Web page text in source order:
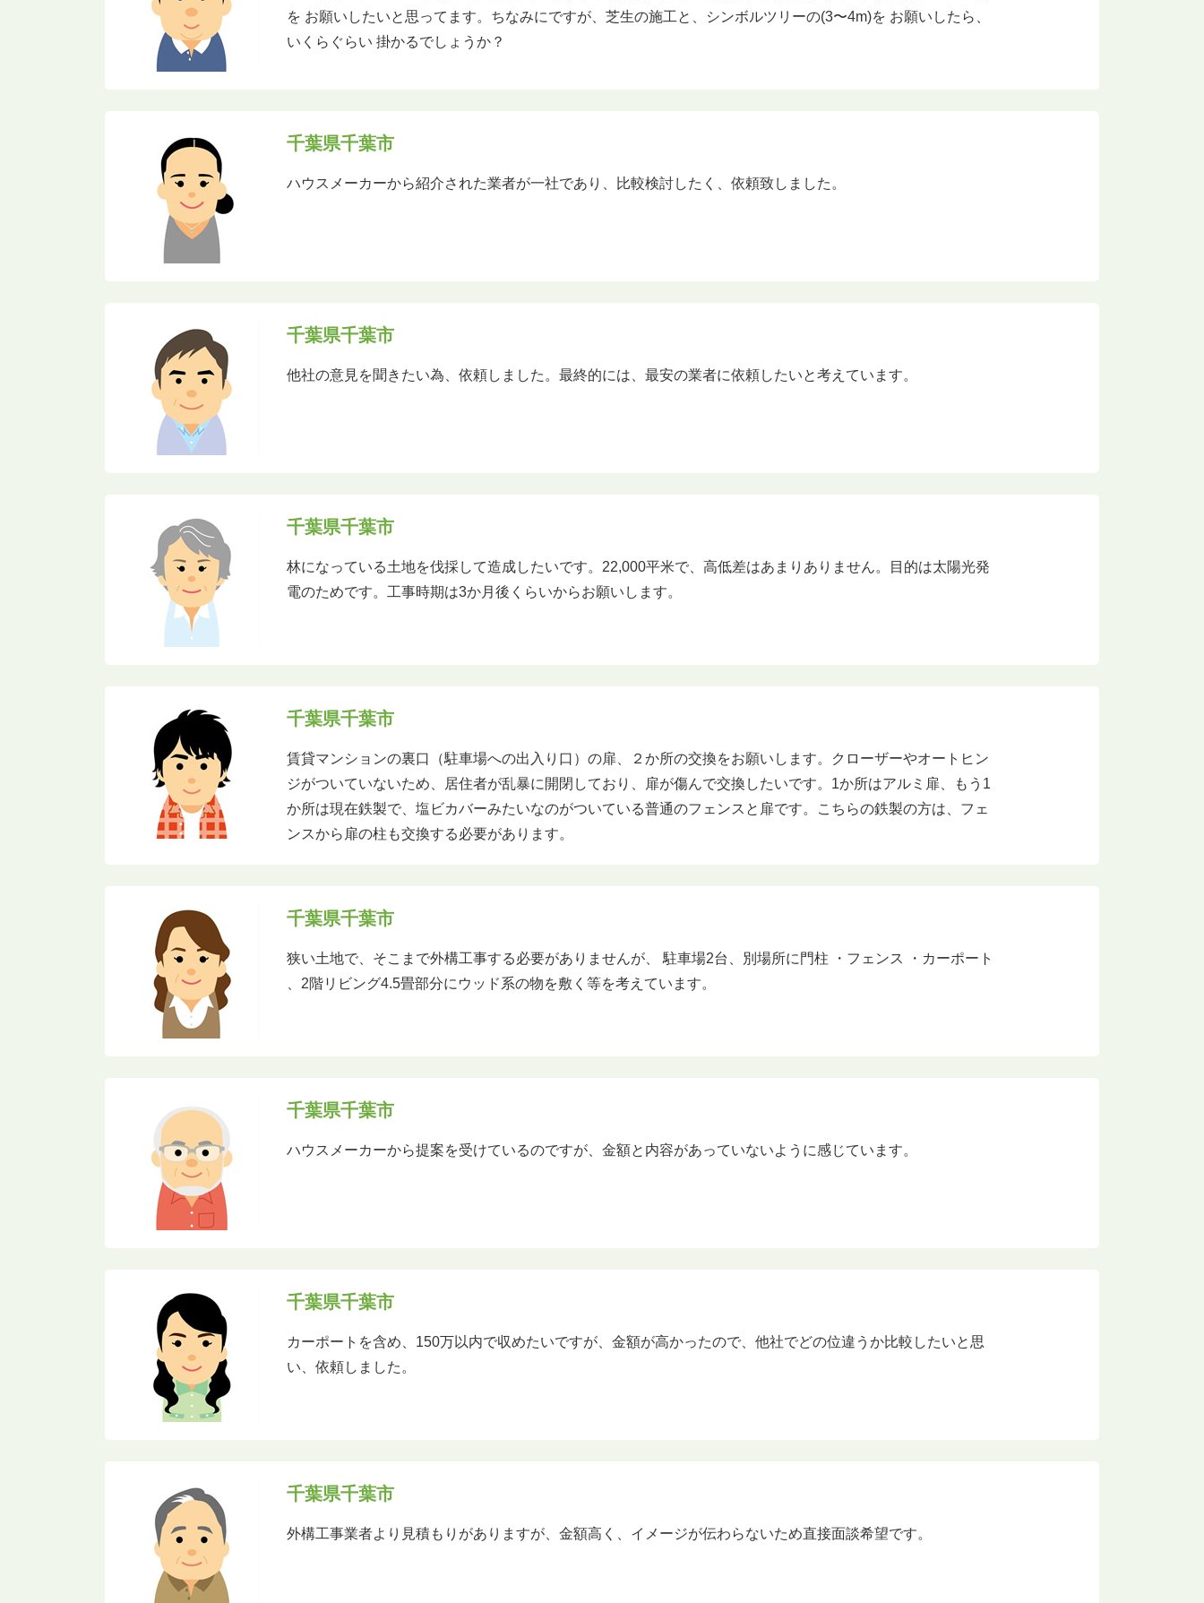
を お願いしたいと思ってます。ちなみにですが、芝生の施工と、シンボルツリーの(3〜4m)を お願いしたら、
いくらぐらい 掛かるでしょうか？
千葉県千葉市
ハウスメーカーから紹介された業者が一社であり、比較検討したく、依頼致しました。
千葉県千葉市
他社の意見を聞きたい為、依頼しました。最終的には、最安の業者に依頼したいと考えています。
千葉県千葉市
林になっている土地を伐採して造成したいです。22,000平米で、高低差はあまりありません。目的は太陽光発
電のためです。工事時期は3か月後くらいからお願いします。
千葉県千葉市
賃貸マンションの裏口（駐車場への出入り口）の扉、２か所の交換をお願いします。クローザーやオートヒン
ジがついていないため、居住者が乱暴に開閉しており、扉が傷んで交換したいです。1か所はアルミ扉、もう1
か所は現在鉄製で、塩ビカバーみたいなのがついている普通のフェンスと扉です。こちらの鉄製の方は、フェ
ンスから扉の柱も交換する必要があります。
千葉県千葉市
狭い土地で、そこまで外構工事する必要がありませんが、 駐車場2台、別場所に門柱 ・フェンス ・カーポート
、2階リビング4.5畳部分にウッド系の物を敷く等を考えています。
千葉県千葉市
ハウスメーカーから提案を受けているのですが、金額と内容があっていないように感じています。
千葉県千葉市
カーポートを含め、150万以内で収めたいですが、金額が高かったので、他社でどの位違うか比較したいと思
い、依頼しました。
千葉県千葉市
外構工事業者より見積もりがありますが、金額高く、イメージが伝わらないため直接面談希望です。